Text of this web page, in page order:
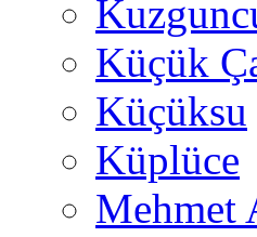
Küçük
Küçüksu
Küplüce
Mehmet